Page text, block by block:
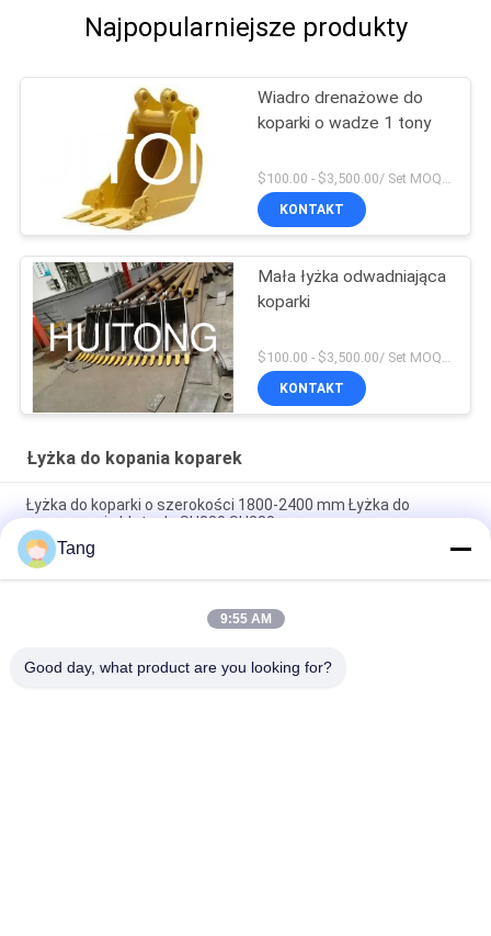
Najpopularniejsze produkty
Wiadro drenażowe do
koparki o wadze 1 tony
$100.00 - $3,500.00/ Set MOQ:1
KONTAKT
Mała łyżka odwadniająca
koparki
KONTAKT
Łyżka do kopania koparek
Łyżka do koparki o szerokości 1800-2400 mm Łyżka do
czyszczenia błota do SH230 SH280
Hurtownia Elastyczna obsługa Wytrzymała koparka do
koparek Łyżka do czyszczenia łyżek do części koparek z Chin
Koparka 1800mm Łyżka do błota 16t Łyżki do czyszczenia
Tang
9:55 AM
Good day, what product are you looking for?